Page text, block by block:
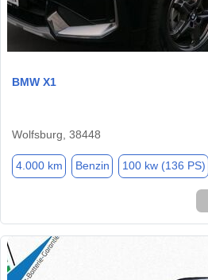
BMW X1
Wolfsburg, 38448
4.000 km Benzin 100 kw (136 PS)